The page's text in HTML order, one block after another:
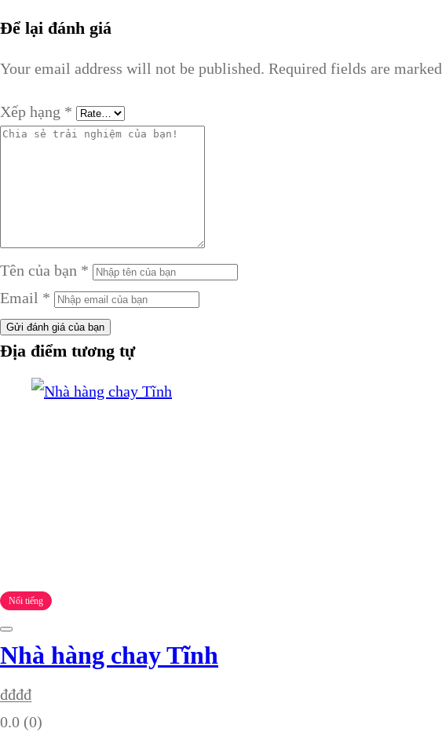
Để lại đánh giá
Your email address will not be published. Required fields are marked
Xếp hạng *
Tên của bạn *
Email *
Gửi đánh giá của bạn
Địa điểm tương tự
Nổi tiếng
Nhà hàng chay Tĩnh
₫₫₫₫
0.0 (0)